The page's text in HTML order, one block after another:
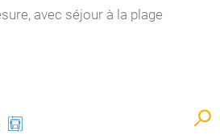
avec séjour à la plage